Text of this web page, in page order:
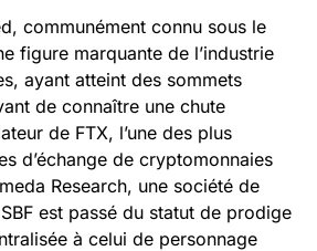
communément connu sous le
figure marquante de l’industrie
ayant atteint des sommets
de connaître une chute
de FTX, l’une des plus
d’échange de cryptomonnaies
Research, une société de
est passé du statut de prodige
à celui de personnage